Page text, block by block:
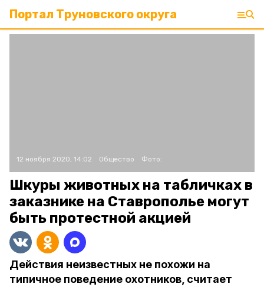
Портал Труновского округа
12 ноября 2020, 14:02 Общество Фото:
Шкуры животных на табличках в
заказнике на Ставрополье могут
быть протестной акцией
Действия неизвестных не похожи на
типичное поведение охотников, считает